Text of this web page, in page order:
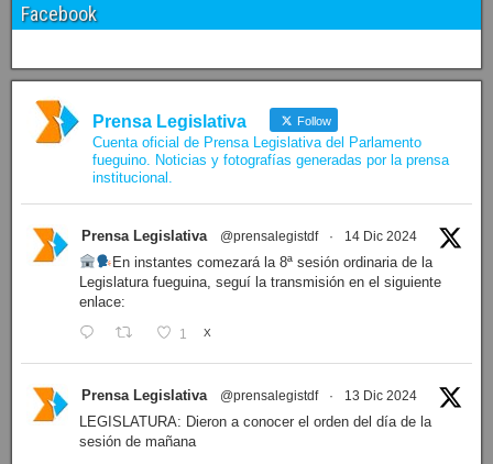
Facebook
Prensa Legislativa Follow
Cuenta oficial de Prensa Legislativa del Parlamento
fueguino. Noticias y fotografías generadas por la prensa
institucional.
Prensa Legislativa @prensalegistdf · 14 Dic 2024
En instantes comezará la 8ª sesión ordinaria de la
Legislatura fueguina, seguí la transmisión en el siguiente
enlace:
1 X
Prensa Legislativa @prensalegistdf · 13 Dic 2024
LEGISLATURA: Dieron a conocer el orden del día de la
sesión de mañana